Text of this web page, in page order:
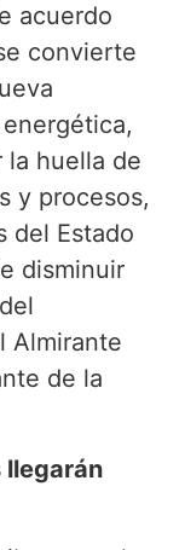
acuerdo
convierte
la huella de
y procesos,
del Estado
disminuir
Almirante
de la
llegarán